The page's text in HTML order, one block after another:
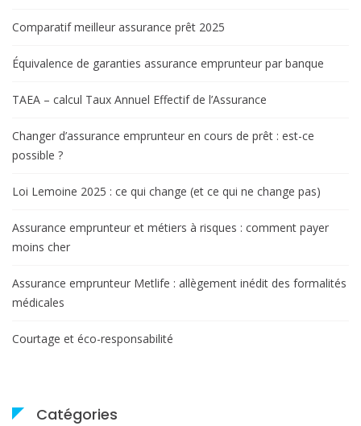
Comparatif meilleur assurance prêt 2025
Équivalence de garanties assurance emprunteur par banque
TAEA – calcul Taux Annuel Effectif de l’Assurance
Changer d’assurance emprunteur en cours de prêt : est-ce
possible ?
Loi Lemoine 2025 : ce qui change (et ce qui ne change pas)
Assurance emprunteur et métiers à risques : comment payer
moins cher
Assurance emprunteur Metlife : allègement inédit des formalités
médicales
Courtage et éco-responsabilité
Catégories